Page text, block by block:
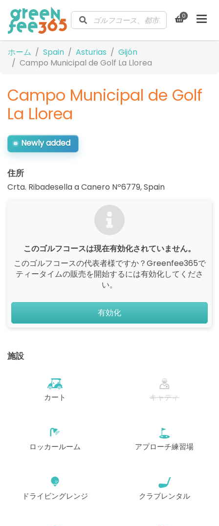
0
ホーム Spain Asturias
Gijón
Campo Municipal de Golf La Llorea
Campo Municipal de Golf
La Llorea
Newly added
住所
Crta. Ribadesella a Canero Nº6779,Spain
このゴルフコースは現在有効化されていません。
このゴルフコースの代表者様ですか？Greenfee365で
ティータイムの販売を開始するには有効化してくださ
い。
有効化
施設
カート キャディ
ロッカールーム アプローチ練習場
ドライビングレンジ クラブレンタル